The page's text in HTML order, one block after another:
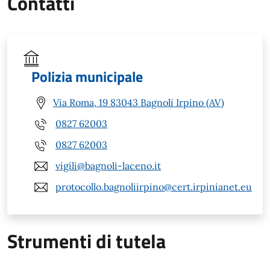
Polizia municipale
Via Roma, 19 83043 Bagnoli Irpino (AV)
0827 62003
0827 62003
vigili@bagnoli-laceno.it
protocollo.bagnoliirpino@cert.irpinianet.eu
Strumenti di tutela